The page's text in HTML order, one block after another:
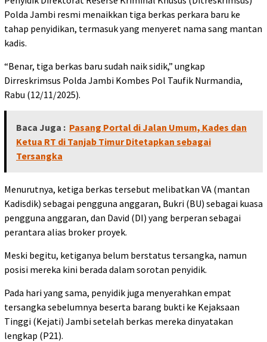
Polda Jambi resmi menaikkan tiga berkas perkara baru ke
tahap penyidikan, termasuk yang menyeret nama sang mantan
kadis.
“Benar, tiga berkas baru sudah naik sidik,” ungkap
Dirreskrimsus Polda Jambi Kombes Pol Taufik Nurmandia,
Rabu (12/11/2025).
Baca Juga : Pasang Portal di Jalan Umum, Kades dan
Ketua RT di Tanjab Timur Ditetapkan sebagai
Tersangka
Menurutnya, ketiga berkas tersebut melibatkan VA (mantan
Kadisdik) sebagai pengguna anggaran, Bukri (BU) sebagai kuasa
pengguna anggaran, dan David (DI) yang berperan sebagai
perantara alias broker proyek.
Meski begitu, ketiganya belum berstatus tersangka, namun
posisi mereka kini berada dalam sorotan penyidik.
Pada hari yang sama, penyidik juga menyerahkan empat
tersangka sebelumnya beserta barang bukti ke Kejaksaan
Tinggi (Kejati) Jambi setelah berkas mereka dinyatakan
lengkap (P21).